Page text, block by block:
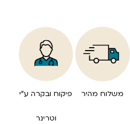
משלוח מהיר פיקוח ובקרה ע”י
וטרינר